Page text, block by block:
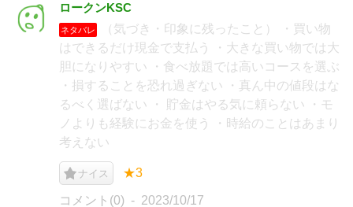
ロークンKSC
ネタバレ
（気づき・印象に残ったこと） ・買い物
はできるだけ現金で支払う ・大きな買い物では大
胆になりやすい ・食べ放題では高いコースを選ぶ
・損することを恐れ過ぎない ・真ん中の値段はな
るべく選ばない ・ 貯金はやる気に頼らない ・モ
ノよりも経験にお金を使う ・時給のことはあまり
考えない
ナイス ★3
コメント(0) 2023/10/17